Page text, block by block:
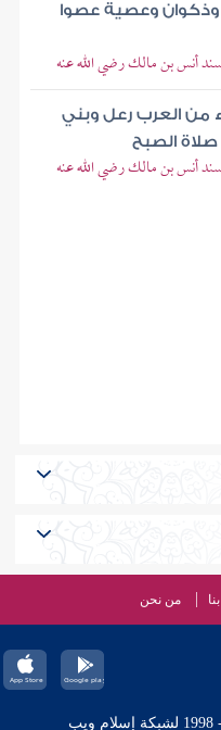
وعصية عصوا
أنس بن مالك رضي الله عنه
من العرب رعل وبني
الصبح
أنس بن مالك رضي الله عنه
من نحن